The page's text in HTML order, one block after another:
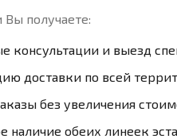
Вы получаете:
консультации и выезд
доставки по всей
без увеличения
наличие обеих линеек